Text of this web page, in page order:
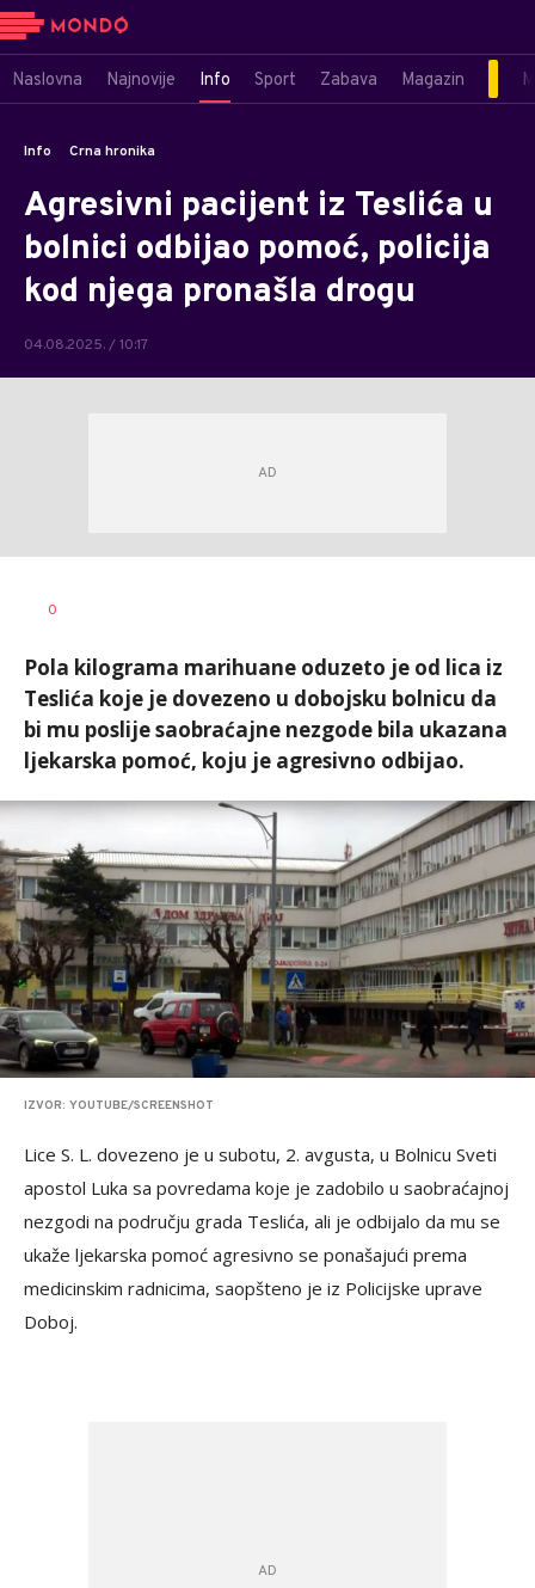
Naslovna Najnovije Info Sport Zabava Magazin
Info Crna hronika
Agresivni pacijent iz Teslića u
bolnici odbijao pomoć, policija
kod njega pronašla drogu
04.08.2025. / 10:17
AUTOR
0
Pola kilograma marihuane oduzeto je od lica iz
Teslića koje je dovezeno u dobojsku bolnicu da
bi mu poslije saobraćajne nezgode bila ukazana
ljekarska pomoć, koju je agresivno odbijao.
IZVOR: YOUTUBE/SCREENSHOT
Lice S. L. dovezeno je u subotu, 2. avgusta, u Bolnicu Sveti
apostol Luka sa povredama koje je zadobilo u saobraćajnoj
nezgodi na području grada Teslića, ali je odbijalo da mu se
ukaže ljekarska pomoć agresivno se ponašajući prema
medicinskim radnicima, saopšteno je iz Policijske uprave
Doboj.